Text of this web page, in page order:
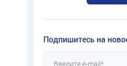
Подпишитесь на